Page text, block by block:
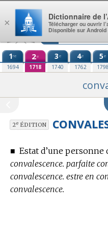
Aller au contenu
1re
1694
2e
1718
3e
1740
4e
1762
5e
1798
2eÉDITION
■ Estat d’une personne
convalescence. parfaite
convalescence. estre en
convalescence.
×
Dictionnaire de
Télécharger ou ouvrir
Disponible sur Android